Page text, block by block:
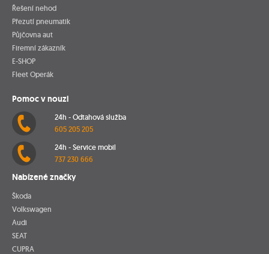
Řešení nehod
Přezutí pneumatik
Půjčovna aut
Firemní zákazník
E-SHOP
Fleet Operák
Pomoc v nouzi
24h - Odtahová služba
605 205 205
24h - Service mobil
737 230 666
Nabízené značky
Škoda
Volkswagen
Audi
SEAT
CUPRA